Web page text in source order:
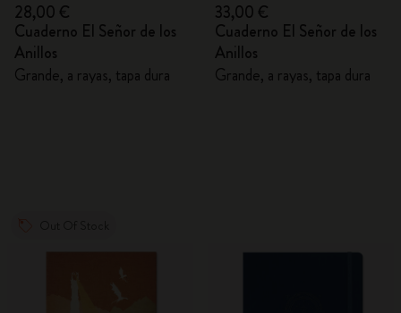
28,00 €
Cuaderno El Señor de los
Anillos
Grande, a rayas, tapa dura
33,00 €
Cuaderno El Señor de los
Anillos
Grande, a rayas, tapa dura